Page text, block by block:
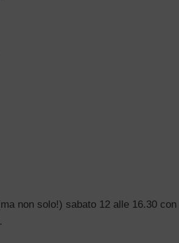
non solo!) sabato 12 alle 16.30 con
.